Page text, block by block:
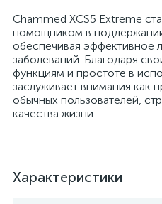
Chammed XCS5 Extreme
помощником в
обеспечивая эффективное
заболеваний. Благодаря
функциям и простоте в
заслуживает внимания как
обычных пользователей,
качества жизни.
Характеристики